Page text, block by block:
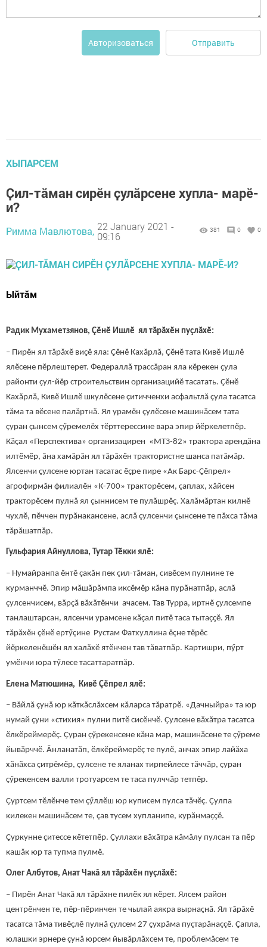
Авторизоваться Отправить
ХЫПАРСЕМ
Ҫил-тӑман сирӗн ҫулăрсене хупла- марӗ-
и?
Римма Мавлютова, 22 January 2021 -
09:16
381 0 0
Ыйтăм
Радик Мухаметзянов, Çӗнӗ Ишлӗ ял тӑрӑхӗн пуҫлӑхӗ:
– Пирӗн ял тăрăхӗ виҫӗ яла: Ҫӗнӗ Кахăрлă, Çӗнӗ тата Кивӗ Ишлӗ
ялӗсене пӗрлештерет. Федераллă трассăран яла кӗрекен ҫула
районти ҫул-йӗр строительствин организацийӗ тасатать. Çӗнӗ
Кахăрлă, Кивӗ Ишлӗ шкулӗсене çитичченхи асфальтлă çула тасатса
тăма та вӗсене палăртнă. Ял урамӗн çулӗсене машинăсем тата
çуран çынсем çӳремелӗх тӗрттерессине вара эпир йӗркелетпӗр.
Кӑҫал «Перспектива» организацирен «МТЗ-82» трактора арендăна
илтӗмӗр, ăна хамăрăн ял тăрăхӗн трактористне шанса патăмăр.
Ялсенчи ҫулсене юртан тасатас ӗҫре пире «Ак Барс-Çӗпрел»
агрофирмăн филиалӗн «К-700» тракторӗсем, çаплах, хăйсен
тракторӗсем пулнă ял çыннисем те пулăшрӗç. Халăмăртан килнӗ
чухлӗ, пӗччен пурӑнакансене, аслă çулсенчи çынсене те пăхса тăма
тăрăшатпăр.
Гульфария Айнуллова, Тутар Тӗкки ялӗ:
– Нумайранпа ӗнтӗ çакăн пек çил-тӑман, сивӗсем пулнине те
курманччӗ. Эпир мăшăрăмпа иксӗмӗр кăна пурӑнатпӑр, аслă
çулсенчисем, вӑрҫӑ вăхăтӗнчи ачасем. Тав Турра, иртнӗ ҫулсемпе
танлаштарсан, ялсенчи урамсене кӑҫал питӗ таса тытаҫҫӗ. Ял
тăрăхӗн çӗнӗ ертӳçине Рустам Фатхуллина ӗçне тӗрӗс
йӗркеленӗшӗн ял халăхӗ ятӗнчен тав тăватпăр. Картишри, пӳрт
умӗнчи юра тӳлесе тасаттаратпăр.
Елена Матюшина, Кивӗ Çӗпрел ялӗ:
– Вăйлă çунă юр кăткăслăхсем кăларса тăратрӗ. «Дачныйра» та юр
нумай çуни «стихия» пулни питӗ сисӗнчӗ. Çулсене вӑхӑтра тасатса
ӗлкӗреймерӗç. Ҫуран ҫӳрекенсене кӑна мар, машинӑсене те çӳреме
йывӑрччӗ. Ӑнланатӑп, ӗлкӗреймерӗç те пулӗ, анчах эпир лайӑха
хӑнӑхса ҫитрӗмӗр, ҫулсене те яланах тирпейлесе тӑччӑр, ҫуран
ҫӳрекенсем валли тротуарсем те таса пулччӑр тетпӗр.
Ҫуртсем тӗлӗнче тем çӳллӗш юр куписем пулса тăчӗç. Çулпа
килекен машинӑсем те, çав тусем хупланипе, курӑнмаҫҫӗ.
Ҫуркунне ҫитессе кӗтетпӗр. Ҫуллахи вӑхӑтра кăмăлу пулсан та пӗр
кашăк юр та тупма пулмӗ.
Олег Албутов, Анат Чакă ял тӑрӑхӗн пуҫлӑхӗ:
– Пирӗн Анат Чакă ял тӑрӑхне пилӗк ял кӗрет. Ялсем район
центрӗнчен те, пӗр-пӗринчен те чылай аякра вырнаҫнӑ. Ял тăрăхӗ
тасатса тăма тивӗçлӗ пулнă çулсем 27 ҫухрӑма пуçтарăнаççӗ. Çапла,
юлашки эрнере çунă юрсем йывăрлăхсем те, проблемăсем те